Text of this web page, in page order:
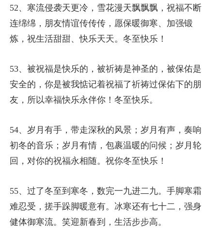
52、寒流侵袭天更冷，雪花漫天飘飘飘，祝福不断
连绵绵，朋友情谊传传传，愿保暖御寒、加强锻
炼，祝生活甜甜、快乐天天。冬至快乐！
53、被祝福是快乐的，被祈祷是神圣的，被保佑是
安全的，你是被我惦记着祝福了祈祷过保佑下的朋
友，所以幸福快乐永伴你！冬至快乐。
54、岁月有手，带走深秋的风景；岁月有声，奏响
初冬的音乐；岁月有情，包裹温暖的问候；岁月轮
回，对你的祝福永相随。祝你冬至快乐！
55、过了冬至到寒冬，数完一九进二九。手脚寒霜
难忍受，搓手跺脚暖意有。冰寒还有七十二，强身
健体御寒流。笑迎新春到，生活步步高。